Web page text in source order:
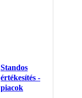
Standos
értékesítés -
piacok